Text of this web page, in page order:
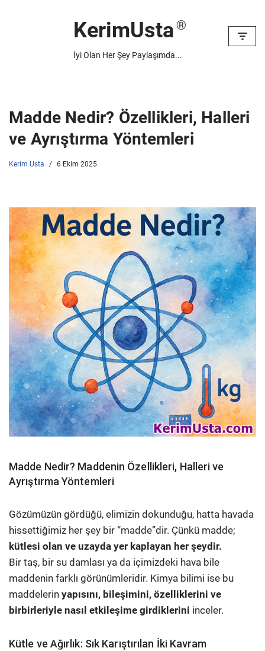
KerimUsta
İyi Olan Her Şey Paylaşımda...
Madde Nedir? Özellikleri, Halleri
ve Ayrıştırma Yöntemleri
Kerim Usta 6 Ekim 2025
Madde Nedir? Maddenin Özellikleri, Halleri ve
Ayrıştırma Yöntemleri
Gözümüzün gördüğü, elimizin dokunduğu, hatta havada
hissettiğimiz her şey bir “madde”dir. Çünkü madde;
kütlesi olan ve uzayda yer kaplayan her şeydir.
Bir taş, bir su damlası ya da içimizdeki hava bile
maddenin farklı görünümleridir. Kimya bilimi ise bu
maddelerin yapısını, bileşimini, özelliklerini ve
birbirleriyle nasıl etkileşime girdiklerini inceler.
Kütle ve Ağırlık: Sık Karıştırılan İki Kavram